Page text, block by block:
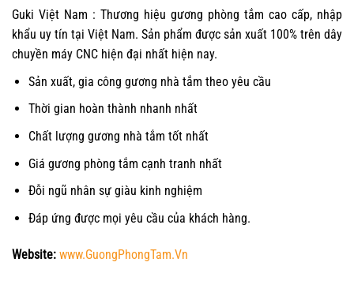
Guki Việt Nam : Thương hiệu gương phòng tắm cao cấp, nhập
khẩu uy tín tại Việt Nam. Sản phẩm được sản xuất 100% trên dây
chuyền máy CNC hiện đại nhất hiện nay.
Sản xuất, gia công gương nhà tắm theo yêu cầu
Thời gian hoàn thành nhanh nhất
Chất lượng gương nhà tắm tốt nhất
Giá gương phòng tắm cạnh tranh nhất
Đỗi ngũ nhân sự giàu kinh nghiệm
Đáp ứng được mọi yêu cầu của khách hàng.
Website: www.GuongPhongTam.Vn